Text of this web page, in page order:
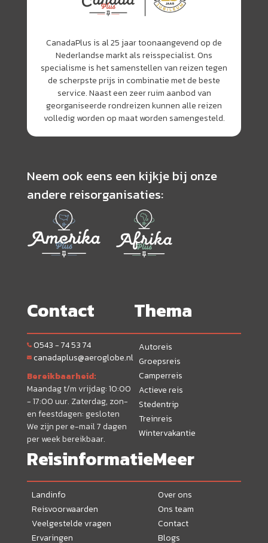
CanadaPlus is al 25 jaar toonaangevend op de
Nederlandse markt als reisspecialist. Ons
specialisme is het samenstellen van reizen tegen
de scherpste prijs in combinatie met de beste
service. Naast een zeer ruim aanbod van
georganiseerde rondreizen kunnen alle reizen
volledig worden op maat worden samengesteld.
Neem ook eens een kijkje bij onze
andere reisorganisaties:
Contact
0543 - 74 53 74
canadaplus@aeroglobe.nl
Bereikbaarheid:
Maandag t/m vrijdag: 10:00
- 17:00 uur. Zaterdag, zon-
en feestdagen: gesloten
We zijn per e-mail 7 dagen
per week bereikbaar.
Thema
Autoreis
Groepsreis
Camperreis
Actieve reis
Stedentrip
Treinreis
Wintervakantie
Reisinformatie
Landinfo
Reisvoorwaarden
Veelgestelde vragen
Ervaringen
Meer
Over ons
Ons team
Contact
Blogs